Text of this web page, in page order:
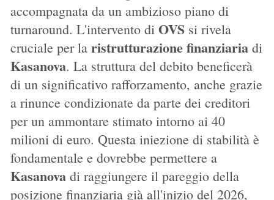
accompagnata da un ambizioso piano di
turnaround. L'intervento di OVS si rivela
cruciale per la ristrutturazione finanziaria di
Kasanova. La struttura del debito beneficerà
di un significativo rafforzamento, anche grazie
a rinunce condizionate da parte dei creditori
per un ammontare stimato intorno ai 40
milioni di euro. Questa iniezione di stabilità è
fondamentale e dovrebbe permettere a
Kasanova di raggiungere il pareggio della
posizione finanziaria già all'inizio del 2026,